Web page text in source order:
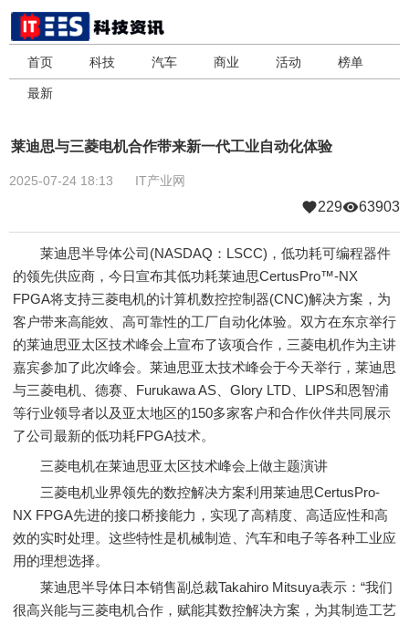
首页 科技 汽车 商业 活动 榜单
最新
莱迪思与三菱电机合作带来新一代工业自动化体验
2025-07-24 18:13 IT产业网
229 63903
莱迪思半导体公司(NASDAQ：LSCC)，低功耗可编程器件
的领先供应商，今日宣布其低功耗莱迪思CertusPro™-NX
FPGA将支持三菱电机的计算机数控控制器(CNC)解决方案，为
客户带来高能效、高可靠性的工厂自动化体验。双方在东京举行
的莱迪思亚太区技术峰会上宣布了该项合作，三菱电机作为主讲
嘉宾参加了此次峰会。莱迪思亚太技术峰会于今天举行，莱迪思
与三菱电机、德赛、Furukawa AS、Glory LTD、LIPS和恩智浦
等行业领导者以及亚太地区的150多家客户和合作伙伴共同展示
了公司最新的低功耗FPGA技术。
三菱电机在莱迪思亚太区技术峰会上做主题演讲
三菱电机业界领先的数控解决方案利用莱迪思CertusPro-
NX FPGA先进的接口桥接能力，实现了高精度、高适应性和高
效的实时处理。这些特性是机械制造、汽车和电子等各种工业应
用的理想选择。
莱迪思半导体日本销售副总裁Takahiro Mitsuya表示：“我们
很高兴能与三菱电机合作，赋能其数控解决方案，为其制造工艺